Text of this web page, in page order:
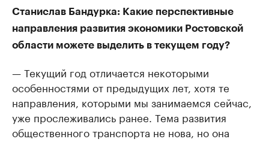
Станислав Бандурка: Какие перспективные
направления развития экономики Ростовской
области можете выделить в текущем году?
— Текущий год отличается некоторыми
особенностями от предыдущих лет, хотя те
направления, которыми мы занимаемся сейчас,
уже прослеживались ранее. Тема развития
общественного транспорта не нова, но она